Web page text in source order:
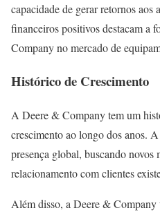
capacidade de gerar retornos aos
financeiros positivos destacam a
Company no mercado de
Histórico de Crescimento
A Deere & Company tem um
crescimento ao longo dos anos.
presença global, buscando novos
relacionamento com clientes
Além disso, a Deere & Company